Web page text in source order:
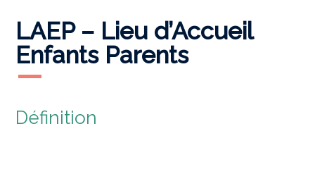
LAEP – Lieu d’Accueil
Enfants Parents
Définition